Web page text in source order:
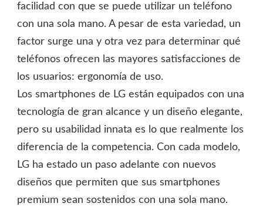
facilidad con que se puede utilizar un teléfono
con una sola mano. A pesar de esta variedad, un
factor surge una y otra vez para determinar qué
teléfonos ofrecen las mayores satisfacciones de
los usuarios: ergonomía de uso.
Los smartphones de LG están equipados con una
tecnología de gran alcance y un diseño elegante,
pero su usabilidad innata es lo que realmente los
diferencia de la competencia. Con cada modelo,
LG ha estado un paso adelante con nuevos
diseños que permiten que sus smartphones
premium sean sostenidos con una sola mano.